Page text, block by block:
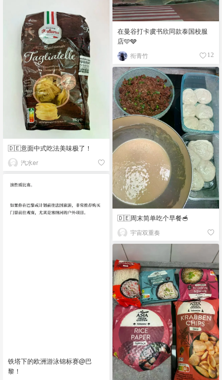
在曼谷打卡虞书欣同款泰国校服
店🩵🩶
衔青竹 12
🇩🇪意面中式吃法美味极了！
汽水er
🇩🇪周末简单吃个早餐🥣
宇宙双重奏
铁塔下的欧洲游泳锦标赛@巴
黎！